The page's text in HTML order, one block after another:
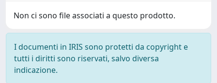
Non ci sono file associati a questo prodotto.
I documenti in IRIS sono protetti da copyright e
tutti i diritti sono riservati, salvo diversa
indicazione.